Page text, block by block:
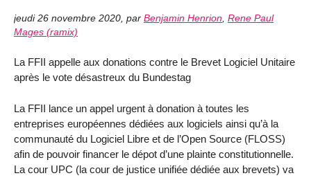
jeudi 26 novembre 2020 par Benjamin Henrion Rene Paul
Mages (ramix)
La FFII appelle aux donations contre le Brevet Logiciel Unitaire
après le vote désastreux du Bundestag
La FFII lance un appel urgent à donation à toutes les
entreprises européennes dédiées aux logiciels ainsi qu’à la
communauté du Logiciel Libre et de l’Open Source (FLOSS)
afin de pouvoir financer le dépot d’une plainte constitutionnelle.
La cour UPC (la cour de justice unifiée dédiée aux brevets) va